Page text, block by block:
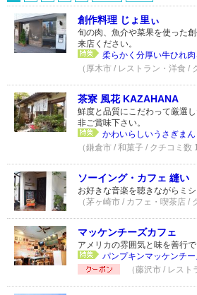
創作料理 じょ里ぃ
旬の肉、魚介や菜果を使った
来店ください。
柔らかく分厚い牛ひれ
（厚木市 / レストラン・洋食 /
茶寮 風花 KAZAHANA
鮮度と品質にこだわって厳選
非ご賞味下さい。
かわいらしいうさぎま
（鎌倉市 / 和菓子 / クチコミ数
ソーイング・カフェ 縫い
お好きな音楽を聴きながらミ
（茅ヶ崎市 / カフェ・喫茶店 /
マッケンチーズカフェ
アメリカの雰囲気と味を
パンプキンマッケンチ
（藤沢市 / レス